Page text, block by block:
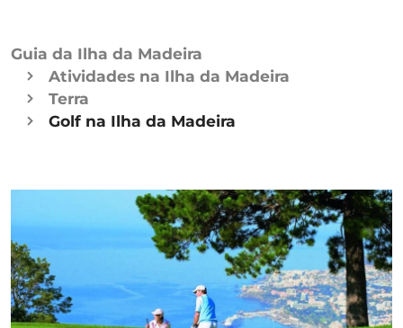
Guia da Ilha da Madeira
Atividades na Ilha da Madeira
Terra
Golf na Ilha da Madeira